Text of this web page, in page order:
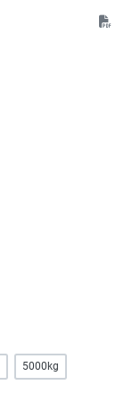
5000kg